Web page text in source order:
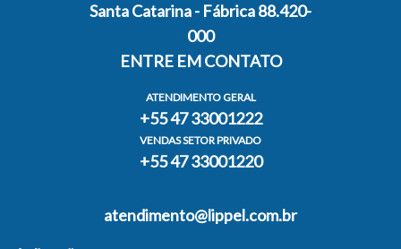
Santa Catarina - Fábrica 88.420-
000
ENTRE EM CONTATO
ATENDIMENTO GERAL
+55 47 33001222
VENDAS SETOR PRIVADO
+55 47 33001220
atendimento@lippel.com.br